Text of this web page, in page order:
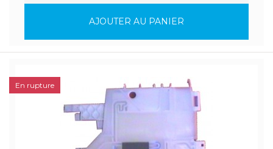
AJOUTER AU PANIER
En rupture